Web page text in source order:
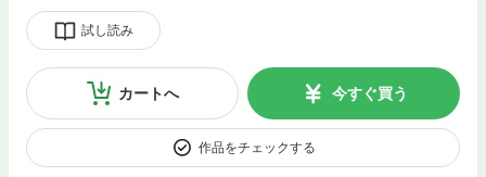
試し読み
カートへ 今すぐ買う
作品をチェックする